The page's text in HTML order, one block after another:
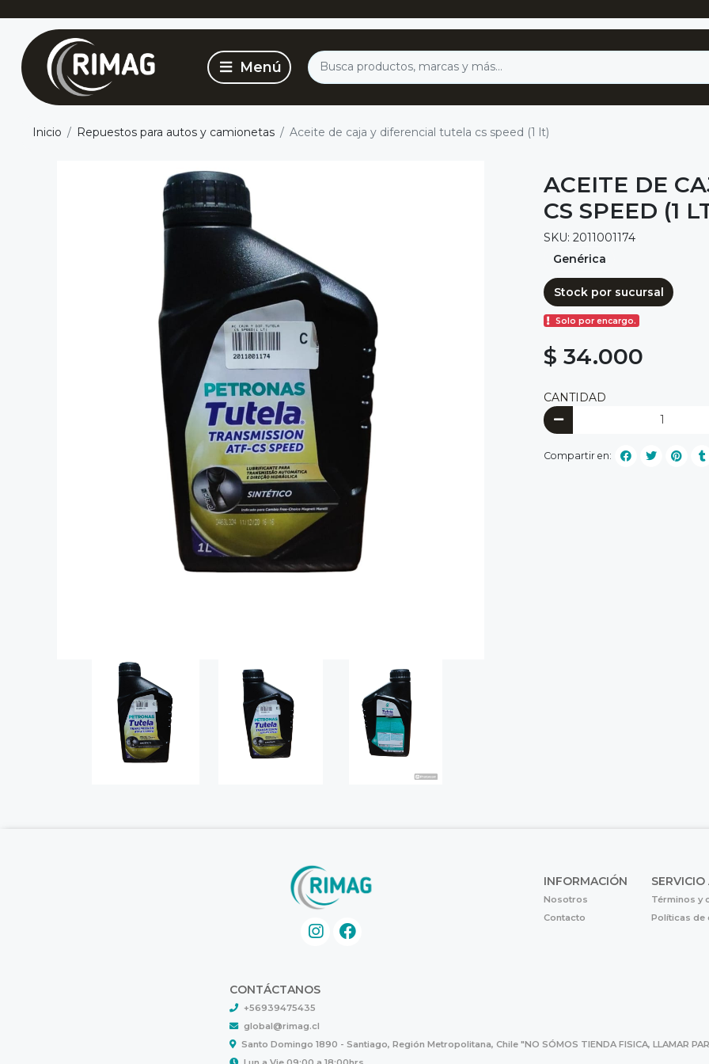
Inicio Repuestos para autos y camionetas Aceite de caja y diferencial tutela cs speed (1 lt)
ACEITE DE
CS SPEED (1
SKU: 2011001174
Genérica
Stock por sucursal
Solo por encargo.
$ 34.000
CANTIDAD
Compartir en:
INFORMACIÓN
Nosotros
Contacto
Términos y
Políticas de
CONTÁCTANOS
+56939475435
global@rimag.cl
Santo Domingo 1890 - Santiago, Región Metropolitana, Chile "NO SÓMOS TIENDA FISICA, LLAMAR